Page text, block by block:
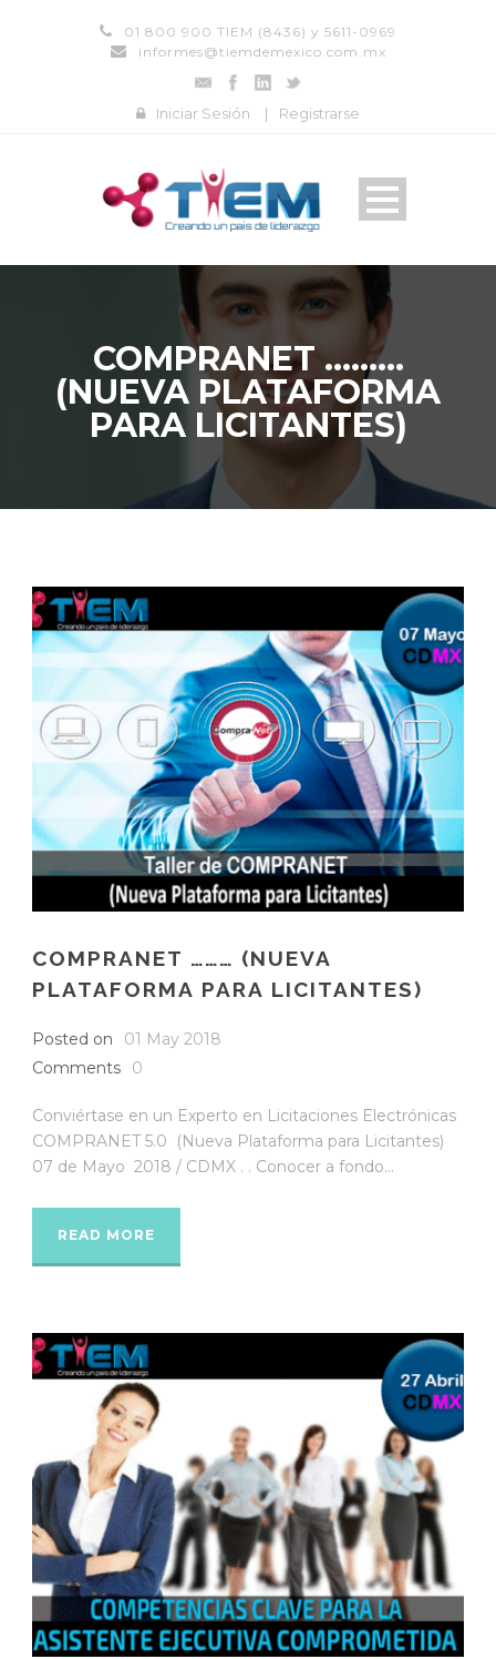
01 800 900 TIEM (8436) y 5611-0969
informes@tiemdemexico.com.mx
Iniciar Sesión | Registrarse
COMPRANET ………
(NUEVA PLATAFORMA
PARA LICITANTES)
COMPRANET ……… (NUEVA
PLATAFORMA PARA LICITANTES)
Posted on
01 May 2018
Comments
0
Conviértase en un Experto en Licitaciones Electrónicas
COMPRANET 5.0 (Nueva Plataforma para Licitantes)
07 de Mayo 2018 / CDMX . . Conocer a fondo...
READ MORE